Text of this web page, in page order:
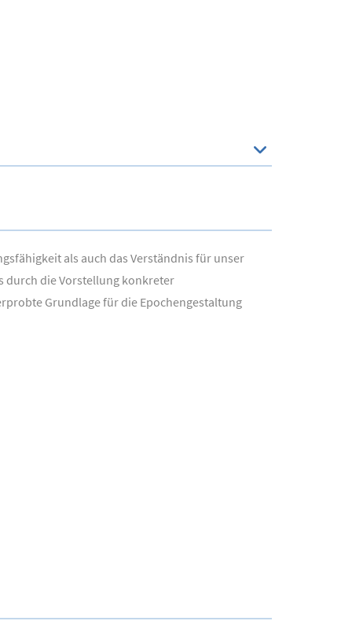
als auch das Verständnis für unser
durch die Vorstellung konkreter
Grundlage für die Epochengestaltung